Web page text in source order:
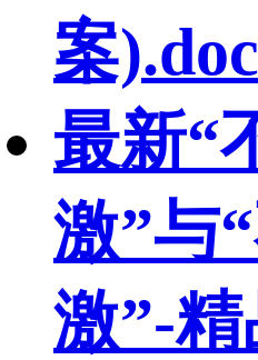
案
最新“
激”与
激”-